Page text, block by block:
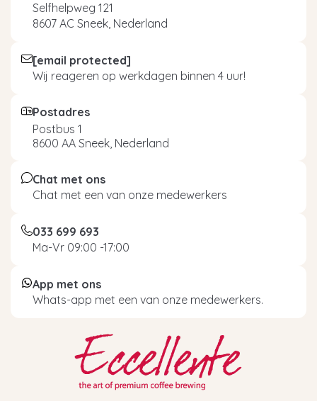
Selfhelpweg 121
8607 AC Sneek, Nederland
[email protected]
Wij reageren op werkdagen binnen 4 uur!
Postadres
Postbus 1
8600 AA Sneek, Nederland
Chat met ons
Chat met een van onze medewerkers
033 699 693
Ma-Vr 09:00 -17:00
App met ons
Whats-app met een van onze medewerkers.